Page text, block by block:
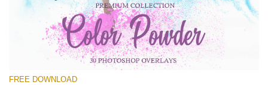
Free PNG Overlay #19
Small 800*533px
Color Powder
FREE DOWNLOAD